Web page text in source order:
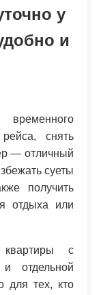
у
и
снять
— отличный
суеты
получить
отдыха или
квартиры с
отдельной
для тех, кто